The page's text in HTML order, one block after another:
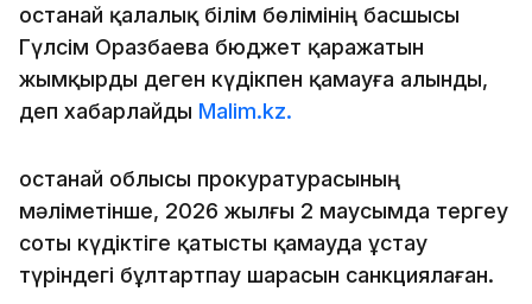
Қостанай қалалық білім бөлімінің басшысы
Гүлсім Оразбаева бюджет қаражатын
жымқырды деген күдікпен қамауға алынды,
деп хабарлайды Malim.kz.
Қостанай облысы прокуратурасының
мәліметінше, 2026 жылғы 2 маусымда тергеу
соты күдіктіге қатысты қамауда ұстау
түріндегі бұлтартпау шарасын санкциялаған.